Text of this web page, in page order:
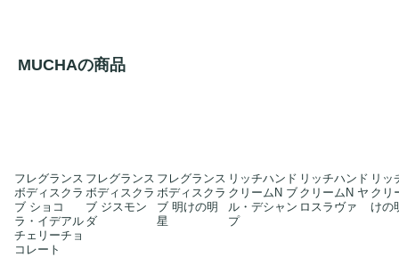
MUCHAの商品
フレグランス
ボディスクラ
ブ ショコ
ラ・イデアル
チェリーチョ
コレート
フレグランス
ボディスクラ
ブ ジスモン
ダ
フレグランス
ボディスクラ
ブ 明けの明
星
リッチハンド
クリームN ブ
ル・デシャン
プ
リッチハンド
クリームN ヤ
ロスラヴァ
リッ
クリ
けの